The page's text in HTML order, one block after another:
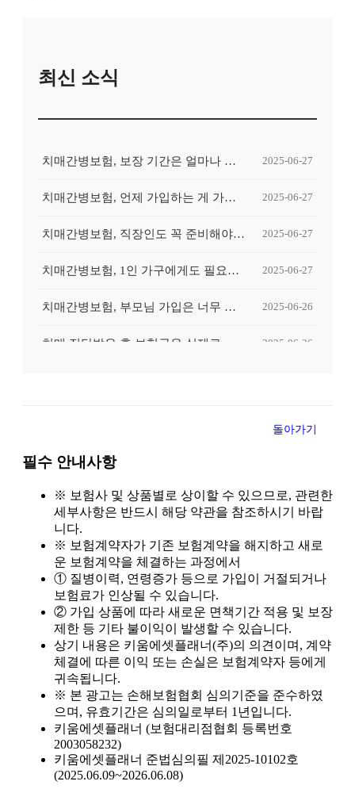
최신 소식
치매간병보험, 보장 기간은 얼마나 중요한가요? 2025-06-27
치매간병보험, 언제 가입하는 게 가장 유리할까요? 2025-06-27
치매간병보험, 직장인도 꼭 준비해야 할까요? 2025-06-27
치매간병보험, 1인 가구에게도 필요할까요? 2025-06-27
치매간병보험, 부모님 가입은 너무 늦은 걸까요? 2025-06-26
2025-06-26
치매간병보험, 장기요양등급과 무슨 관계가 있나요? 2025-06-25
치매간병보험, 진단받고 나면 바로 간병비가 나오나요?
치매간병보험, 가입 후 바로 보장되나요? 2025-06-24
치매간병보험, 단독형과 종합형 중 어떤 게 좋을까? 2025-06-24
치매간병보험, 보험료 납입은 언제까지 해야 하나요? 2025-06-24
돌아가기
필수 안내사항
※ 보험사 및 상품별로 상이할 수 있으므로, 관련한
세부사항은 반드시 해당 약관을 참조하시기 바랍
니다.
※ 보험계약자가 기존 보험계약을 해지하고 새로
운 보험계약을 체결하는 과정에서
① 질병이력, 연령증가 등으로 가입이 거절되거나
보험료가 인상될 수 있습니다.
② 가입 상품에 따라 새로운 면책기간 적용 및 보장
제한 등 기타 불이익이 발생할 수 있습니다.
상기 내용은 키움에셋플래너(주)의 의견이며, 계약
체결에 따른 이익 또는 손실은 보험계약자 등에게
귀속됩니다.
※ 본 광고는 손해보험협회 심의기준을 준수하였
으며, 유효기간은 심의일로부터 1년입니다.
키움에셋플래너 (보험대리점협회 등록번호
2003058232)
키움에셋플래너 준법심의필 제2025-10102호
(2025.06.09~2026.06.08)